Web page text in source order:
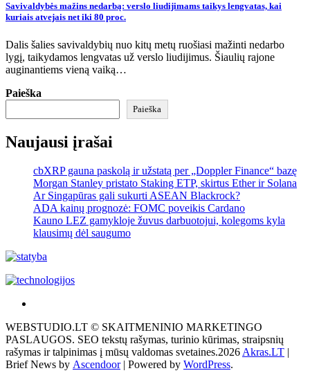
Savivaldybės mažins nedarbą: verslo liudijimams taikys lengvatas, kai
kuriais atvejais net iki 80 proc.
Dalis šalies savivaldybių nuo kitų metų ruošiasi mažinti nedarbo
lygį, taikydamos lengvatas už verslo liudijimus. Šiaulių rajone
auginantiems vieną vaiką…
Paieška
Paieška
Naujausi įrašai
cbXRP gauna paskolą ir užstatą per „Doppler Finance“ bazę
Morgan Stanley pristato Staking ETP, skirtus Ether ir Solana
Ar Singapūras gali sukurti ASEAN Blackrock?
ADA kainų prognozė: FOMC poveikis Cardano
Kauno LEZ gamykloje žuvus darbuotojui, kolegoms kyla
klausimų dėl saugumo
tai
žemės
ploto
matavimo
WEBSTUDIO.LT © SKAITMENINIO MARKETINGO
PASLAUGOS. SEO tekstų rašymas, turinio kūrimas, straipsnių
rašymas ir talpinimas į mūsų valdomas svetaines.2026Akras.LT
Brief News by Ascendoor| Powered by WordPress.